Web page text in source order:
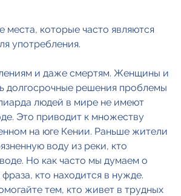
употребления.
и даже смертям. Женщины и
долгосрочные решения проблемы
людей в мире не имеют
Это приводит к множеству
на юге Кении. Раньше жители
воду из реки, кто
Но как часто мы думаем о
кто находится в нужде.
тем, кто живет в трудных